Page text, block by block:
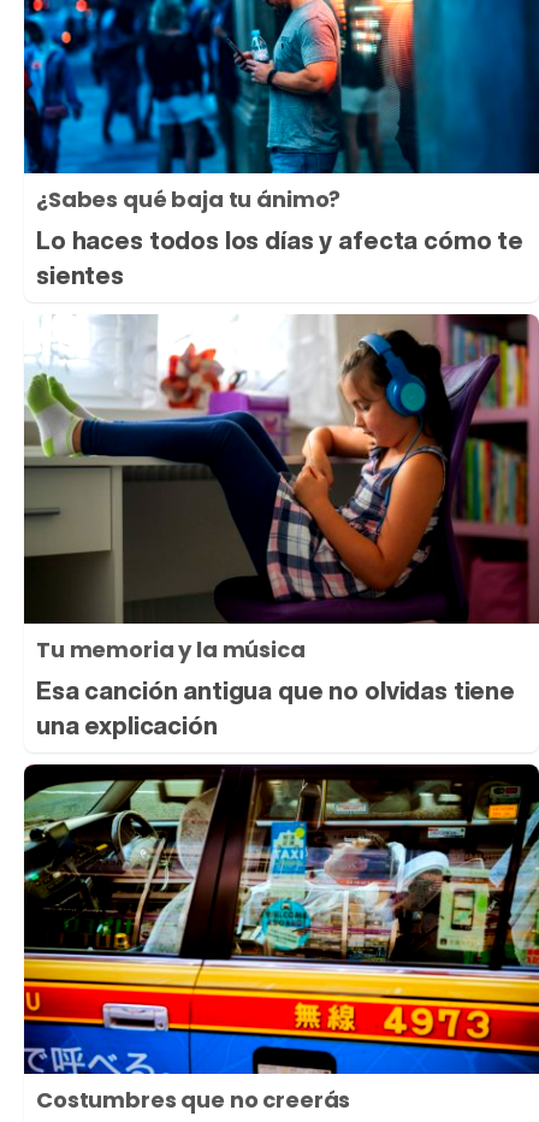
¿Sabes qué baja tu ánimo?
Lo haces todos los días y afecta cómo te
sientes
Tu memoria y la música
Esa canción antigua que no olvidas tiene
una explicación
Costumbres que no creerás